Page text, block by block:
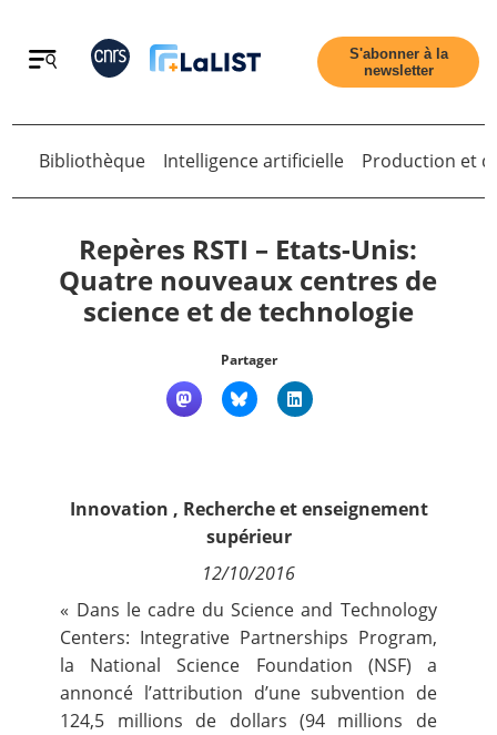
Retour
Accueil
Contact
S'abonner à la
newsletter
Retour
Bibliothèque Intelligence artificielle Production et
Repères RSTI – Etats-Unis:
Quatre nouveaux centres de
science et de technologie
Partager
Innovation , Recherche et enseignement
supérieur
12/10/2016
« Dans le cadre duScience and Technology
Centers: Integrative Partnerships Program,
la National Science Foundation (NSF) a
annoncé l’attribution d’une subvention de
124,5 millions de dollars (94 millions de